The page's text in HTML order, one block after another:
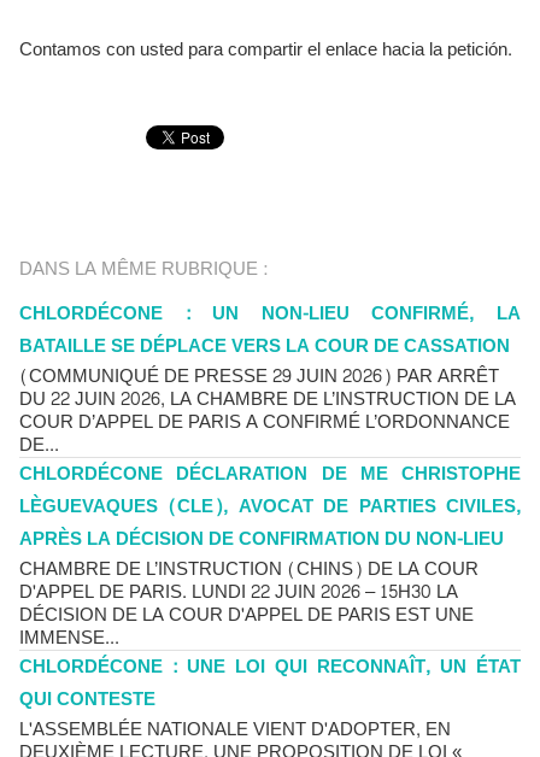
Contamos con usted para compartir el enlace hacia la petición.
DANS LA MÊME RUBRIQUE :
CHLORDÉCONE : UN NON-LIEU CONFIRMÉ, LA
BATAILLE SE DÉPLACE VERS LA COUR DE CASSATION
(COMMUNIQUÉ DE PRESSE 29 JUIN 2026) PAR ARRÊT
DU 22 JUIN 2026, LA CHAMBRE DE L’INSTRUCTION DE LA
COUR D’APPEL DE PARIS A CONFIRMÉ L’ORDONNANCE
DE...
CHLORDÉCONE DÉCLARATION DE ME CHRISTOPHE
LÈGUEVAQUES (CLE), AVOCAT DE PARTIES CIVILES,
APRÈS LA DÉCISION DE CONFIRMATION DU NON-LIEU
CHAMBRE DE L’INSTRUCTION (CHINS) DE LA COUR
D'APPEL DE PARIS. LUNDI 22 JUIN 2026 – 15H30 LA
DÉCISION DE LA COUR D'APPEL DE PARIS EST UNE
IMMENSE...
CHLORDÉCONE : UNE LOI QUI RECONNAÎT, UN ÉTAT
QUI CONTESTE
L'ASSEMBLÉE NATIONALE VIENT D'ADOPTER, EN